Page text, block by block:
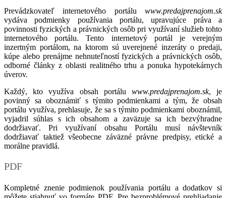
Prevádzkovateľ internetového portálu www.predajprenajom.sk
vydáva podmienky používania portálu, upravujúce práva a
povinnosti fyzických a právnických osôb pri využívaní služieb tohto
internetového portálu. Tento internetový portál je verejným
inzertným portálom, na ktorom sú uverejnené inzeráty o predaji,
kúpe alebo prenájme nehnuteľností fyzických a právnických osôb,
odborné články z oblasti realitného trhu a ponuka hypotekárnych
úverov.
Každý, kto využíva obsah portálu www.predajprenajom.sk, je
povinný sa oboznámiť s týmito podmienkami a tým, že obsah
portálu využíva, prehlasuje, že sa s týmito podmienkami oboznámil,
vyjadril súhlas s ich obsahom a zaväzuje sa ich bezvýhradne
dodržiavať. Pri využívaní obsahu Portálu musí návštevník
dodržiavať taktiež všeobecne záväzné právne predpisy, etické a
morálne pravidlá.
PDF
Kompletné znenie podmienok používania portálu a dodatkov si